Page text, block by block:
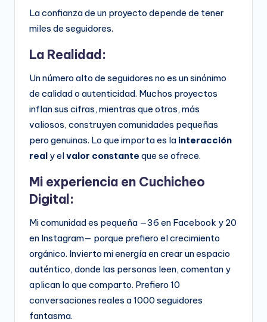
La confianza de un proyecto depende de tener
miles de seguidores.
La Realidad:
Un número alto de seguidores no es un sinónimo
de calidad o autenticidad. Muchos proyectos
inflan sus cifras, mientras que otros, más
valiosos, construyen comunidades pequeñas
pero genuinas. Lo que importa es la interacción
real y elvalor constante que se ofrece.
Mi experiencia en Cuchicheo
Digital:
Mi comunidad es pequeña —36 en Facebook y 20
en Instagram— porque prefiero el crecimiento
orgánico. Invierto mi energía en crear un espacio
auténtico, donde las personas leen, comentan y
aplican lo que comparto. Prefiero 10
conversaciones reales a 1000 seguidores
fantasma.